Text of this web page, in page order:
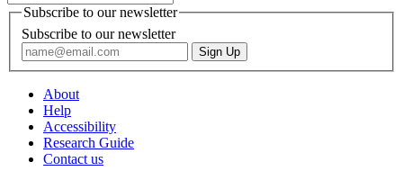
Subscribe to our newsletter
Subscribe to our newsletter
About
Help
Accessibility
Research Guide
Contact us